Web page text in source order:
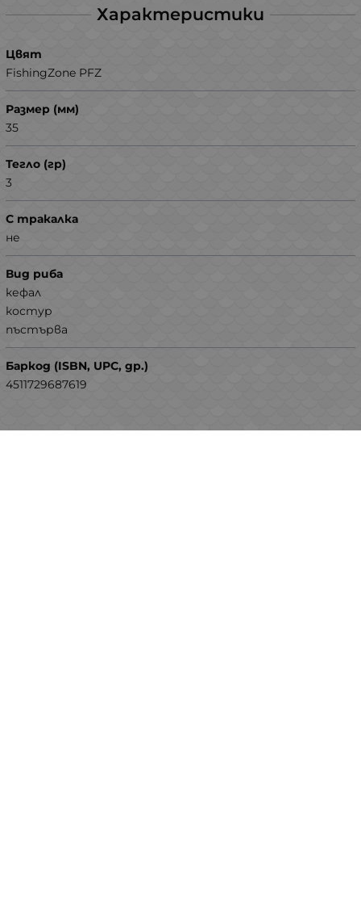
Характеристики
Цвят
FishingZone PFZ
Размер (мм)
35
Тегло (гр)
3
С тракалка
не
Вид риба
кефал
костур
пъстърва
Баркод (ISBN, UPC, др.)
4511729687619